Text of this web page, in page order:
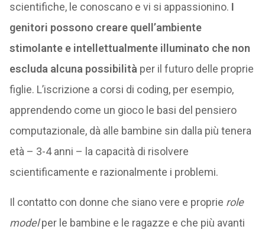
scientifiche, le conoscano e vi si appassionino. I
genitori possono creare quell’ambiente
stimolante e intellettualmente illuminato che non
escluda alcuna possibilità per il futuro delle proprie
figlie. L’iscrizione a corsi di coding, per esempio,
apprendendo come un gioco le basi del pensiero
computazionale, dà alle bambine sin dalla più tenera
età – 3-4 anni – la capacità di risolvere
scientificamente e razionalmente i problemi.
Il contatto con donne che siano vere e proprie role
modelper le bambine e le ragazze e che più avanti